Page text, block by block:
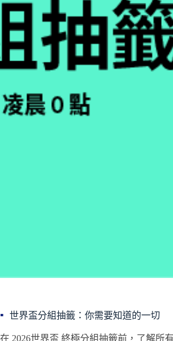
世界盃分組抽籤：你需要知道的一切
在 2026世界盃 終極分組抽籤前，了解所